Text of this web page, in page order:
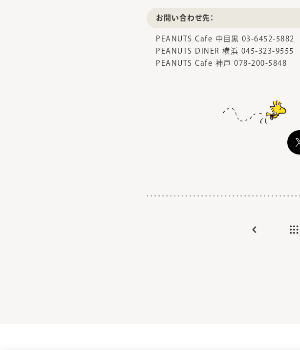
お問い合わせ先：
PEANUTS Cafe 中目黒 03-6452-5882
PEANUTS DINER 横浜 045-323-9555
PEANUTS Cafe 神戸 078-200-5848